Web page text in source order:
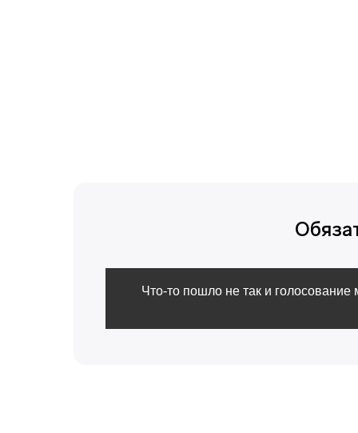
Что-то пошло не так и голосование